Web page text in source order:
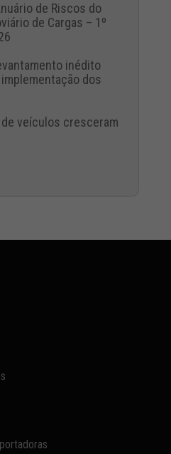
de Riscos do
de Cargas – 1º
inédito
dos
veículos cresceram